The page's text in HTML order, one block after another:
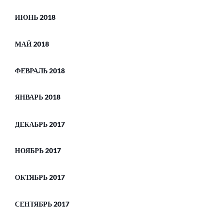
ИЮНЬ 2018
МАЙ 2018
ФЕВРАЛЬ 2018
ЯНВАРЬ 2018
ДЕКАБРЬ 2017
НОЯБРЬ 2017
ОКТЯБРЬ 2017
СЕНТЯБРЬ 2017